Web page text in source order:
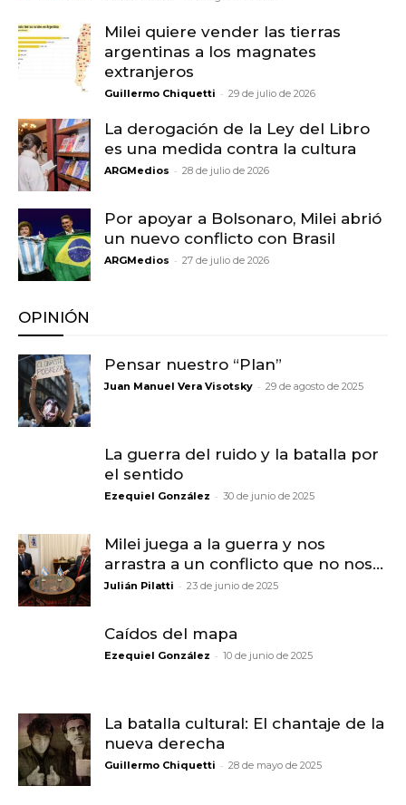
Milei quiere vender las tierras
argentinas a los magnates
extranjeros
Guillermo Chiquetti - 29 de julio de 2026
La derogación de la Ley del Libro
es una medida contra la cultura
ARGMedios - 28 de julio de 2026
Por apoyar a Bolsonaro, Milei abrió
un nuevo conflicto con Brasil
ARGMedios - 27 de julio de 2026
OPINIÓN
Pensar nuestro “Plan”
Juan Manuel Vera Visotsky - 29 de agosto de 2025
La guerra del ruido y la batalla por
el sentido
Ezequiel González - 30 de junio de 2025
Milei juega a la guerra y nos
arrastra a un conflicto que no nos...
Julián Pilatti - 23 de junio de 2025
Caídos del mapa
Ezequiel González - 10 de junio de 2025
La batalla cultural: El chantaje de la
nueva derecha
Guillermo Chiquetti - 28 de mayo de 2025